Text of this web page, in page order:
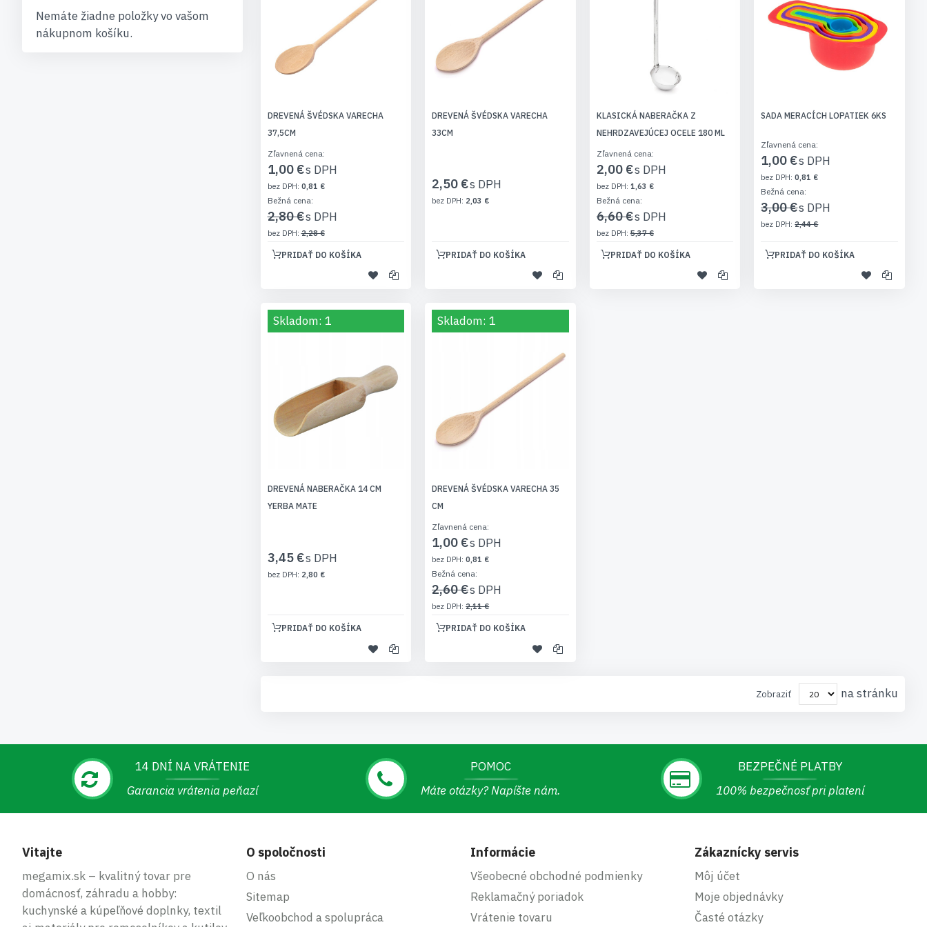
DREVENÁ ŠVÉDSKA VARECHA
37,5CM
Zľavnená cena
1,00 €
0,81 €
Bežná cena
2,80 €
2,28 €
PRIDAŤ DO KOŠÍKA
DREVENÁ ŠVÉDSKA VARECHA
33CM
2,50 €
2,03 €
PRIDAŤ DO KOŠÍKA
KLASICKÁ NABERAČKA Z
NEHRDZAVEJÚCEJ OCELE 180 ML
Zľavnená cena
2,00 €
1,63 €
Bežná cena
6,60 €
5,37 €
PRIDAŤ DO KOŠÍKA
SADA MERACÍCH LOPATIEK 6KS
Zľavnená cena
1,00 €
0,81 €
Bežná cena
3,00 €
2,44 €
PRIDAŤ DO KOŠÍKA
Skladom: 1
DREVENÁ NABERAČKA 14 CM
YERBA MATE
3,45 €
2,80 €
PRIDAŤ DO KOŠÍKA
Skladom: 1
DREVENÁ ŠVÉDSKA VARECHA 35
CM
Zľavnená cena
1,00 €
0,81 €
Bežná cena
2,60 €
2,11 €
PRIDAŤ DO KOŠÍKA
Zobraziť na stránku
Nemáte žiadne položky vo vašom
nákupnom košíku.
14 DNÍ NA VRÁTENIE
Garancia vrátenia peňazí
POMOC
Máte otázky? Napíšte nám.
BEZPEČNÉ PLATBY
100% bezpečnosť pri platení
Vitajte
megamix.sk – kvalitný tovar pre
domácnosť, záhradu a hobby:
kuchynské a kúpeľňové doplnky, textil
O spoločnosti
O nás
Sitemap
Veľkoobchod a spolupráca
Informácie
Všeobecné obchodné podmienky
Reklamačný poriadok
Vrátenie tovaru
Zákaznícky servis
Môj účet
Moje objednávky
Časté otázky